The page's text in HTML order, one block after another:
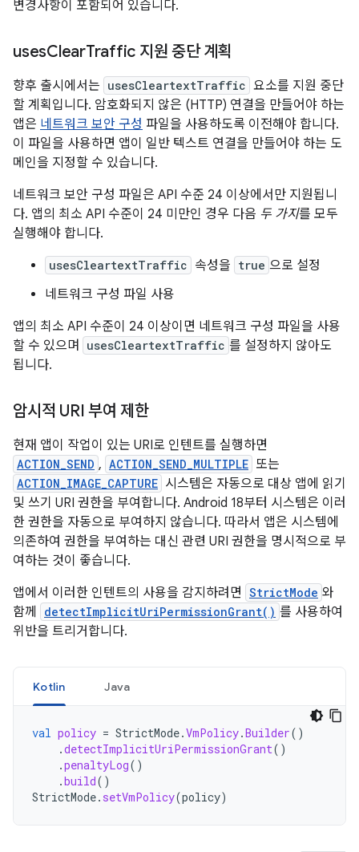
변경사항이 포함되어 있습니다.
usesClearTraffic 지원 중단 계획
향후 출시에서는 usesCleartextTraffic 요소를 지원 중단
할 계획입니다. 암호화되지 않은 (HTTP) 연결을 만들어야 하는
앱은 네트워크 보안 구성 파일을 사용하도록 이전해야 합니다.
이 파일을 사용하면 앱이 일반 텍스트 연결을 만들어야 하는 도
메인을 지정할 수 있습니다.
네트워크 보안 구성 파일은 API 수준 24 이상에서만 지원됩니
다. 앱의 최소 API 수준이 24 미만인 경우 다음 두 가지를 모두
실행해야 합니다.
usesCleartextTraffic 속성을 true 으로 설정
네트워크 구성 파일 사용
앱의 최소 API 수준이 24 이상이면 네트워크 구성 파일을 사용
할 수 있으며
usesCleartextTraffic 를 설정하지 않아도
됩니다.
암시적 URI 부여 제한
현재 앱이 작업이 있는 URI로 인텐트를 실행하면
ACTION_SEND , ACTION_SEND_MULTIPLE 또는
ACTION_IMAGE_CAPTURE 시스템은 자동으로 대상 앱에 읽기
및 쓰기 URI 권한을 부여합니다. Android 18부터 시스템은 이러
한 권한을 자동으로 부여하지 않습니다. 따라서 앱은 시스템에
의존하여 권한을 부여하는 대신 관련 URI 권한을 명시적으로 부
여하는 것이 좋습니다.
앱에서 이러한 인텐트의 사용을 감지하려면 StrictMode 와
함께
detectImplicitUriPermissionGrant() 를 사용하여
위반을 트리거합니다.
Kotlin Java
val policy = StrictMode.VmPolicy.Builder()
.detectImplicitUriPermissionGrant()
.penaltyLog()
.build()
StrictMode. setVmPolicy(policy)